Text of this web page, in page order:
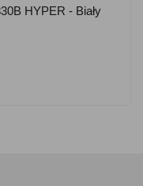
HYPER - Biały